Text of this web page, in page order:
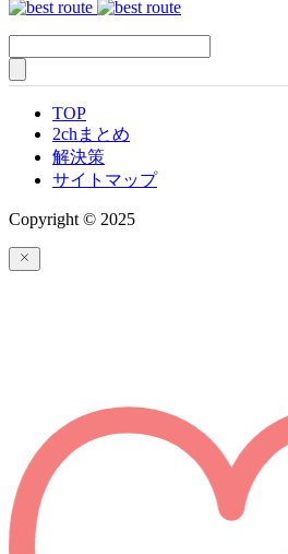
TOP
2chまとめ
解決策
サイトマップ
Copyright © 2025